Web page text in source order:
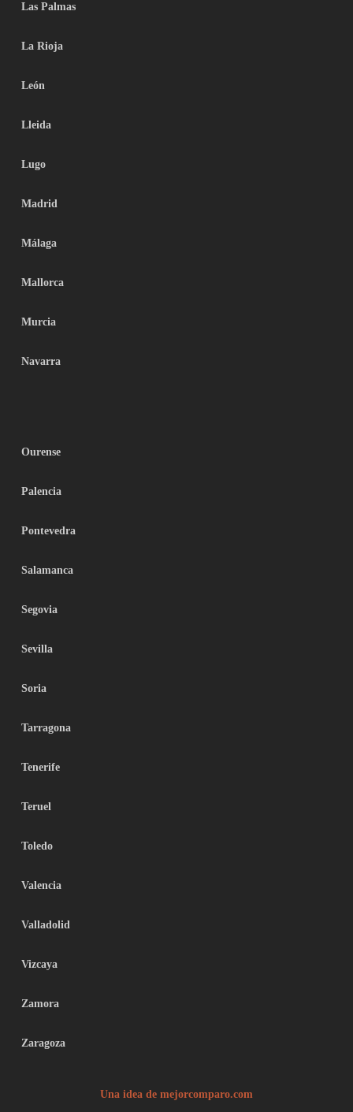
Las Palmas
La Rioja
León
Lleida
Lugo
Madrid
Málaga
Mallorca
Murcia
Navarra
Ourense
Palencia
Pontevedra
Salamanca
Segovia
Sevilla
Soria
Tarragona
Tenerife
Teruel
Toledo
Valencia
Valladolid
Vizcaya
Zamora
Zaragoza
Una idea de mejorcomparo.com